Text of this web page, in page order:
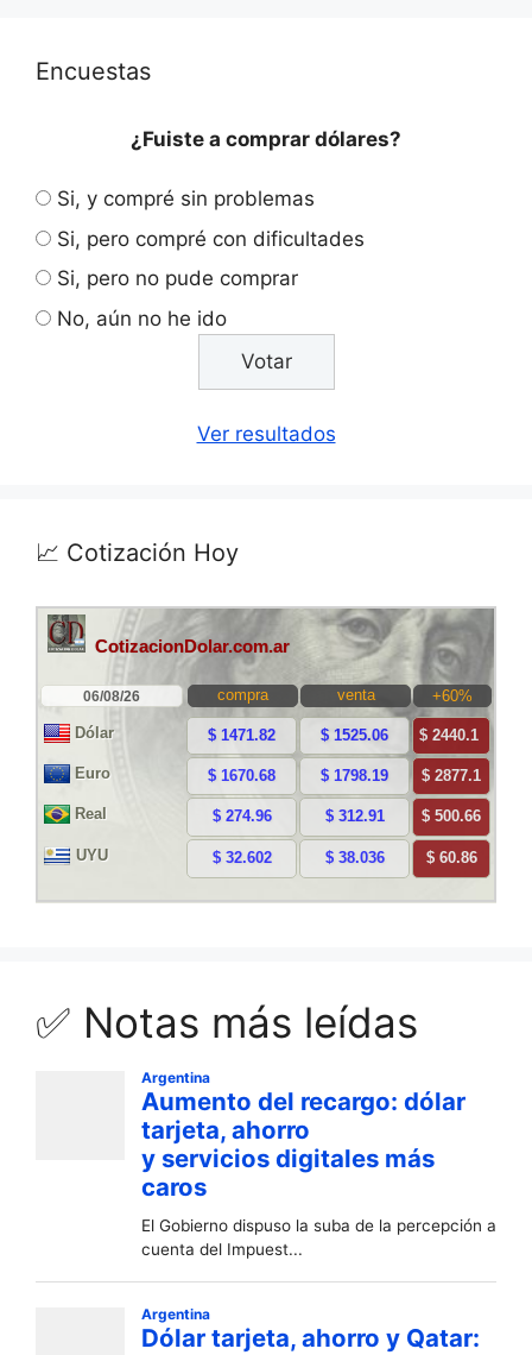
Encuestas
¿Fuiste a comprar dólares?
Si, y compré sin problemas
Si, pero compré con dificultades
Si, pero no pude comprar
No, aún no he ido
Ver resultados
📈 Cotización Hoy
✅ Notas más leídas